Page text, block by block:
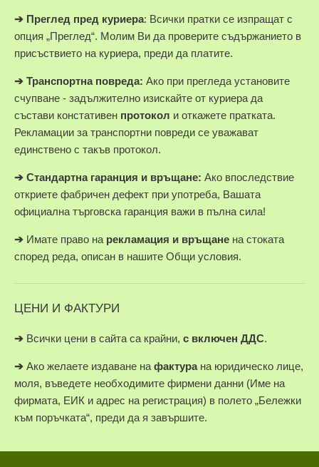
➔ Преглед пред куриера: Всички пратки се изпращат с
опция „Преглед“. Молим Ви да проверите съдържанието в
присъствието на куриера, преди да платите.
➔ Транспортна повреда: Ако при прегледа установите
счупване - задължително изискайте от куриера да
състави констативен протокол и откажете пратката.
Рекламации за транспортни повреди се уважават
единствено с такъв протокол.
➔ Стандартна гаранция и връщане: Ако впоследствие
откриете фабричен дефект при употреба, Вашата
официална търговска гаранция важи в пълна сила!
➔ Имате право на рекламация и връщане на стоката
според реда, описан в нашите Общи условия.
ЦЕНИ И ФАКТУРИ
➔ Всички цени в сайта са крайни, с включен ДДС.
➔ Ако желаете издаване на фактура на юридическо лице,
моля, въведете необходимите фирмени данни (Име на
фирмата, ЕИК и адрес на регистрация) в полето „Бележки
към поръчката“, преди да я завършите.